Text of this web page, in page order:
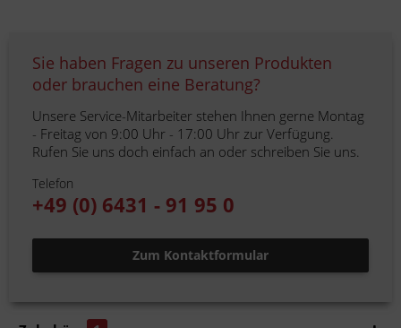
Sie haben Fragen zu unseren Produkten
oder brauchen eine Beratung?
Unsere Service-Mitarbeiter stehen Ihnen gerne Montag
- Freitag von 9:00 Uhr - 17:00 Uhr zur Verfügung.
Rufen Sie uns doch einfach an oder schreiben Sie uns.
Telefon
+49 (0) 6431 - 91 95 0
Zum Kontaktformular